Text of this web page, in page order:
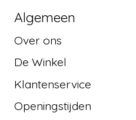
Algemeen
Over ons
De Winkel
Klantenservice
Openingstijden